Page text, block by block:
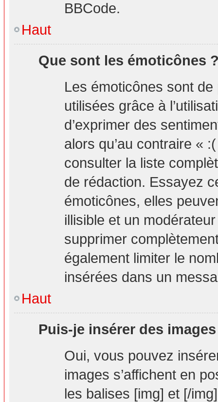
BBCode.
Haut
Que sont les émoticônes
Les émoticônes sont
utilisées grâce à
d’exprimer des
alors qu’au contraire «
consulter la liste
de rédaction. Essayez
émoticônes, elles
illisible et un
supprimer
également limiter le
insérées dans un
Haut
Puis-je insérer des
Oui, vous pouvez
images s’affichent en
les balises [img] et [/